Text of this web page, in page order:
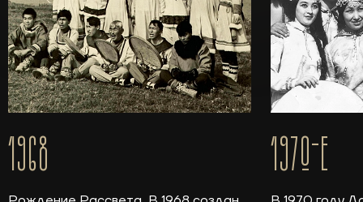
1968 1970-E